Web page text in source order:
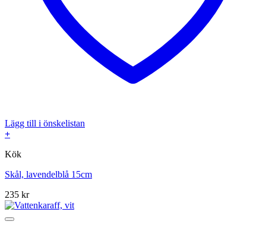
Lägg till i önskelistan
+
Kök
Skål, lavendelblå 15cm
235 kr